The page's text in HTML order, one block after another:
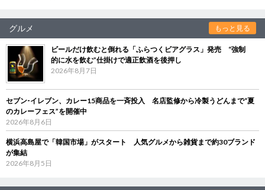
グルメ もっと見る
ビールだけ飲むと倒れる「ふらつくビアグラス」発売 “強制
的に水を飲む”仕掛けで適正飲酒を後押し
2026年8月7日
セブン‐イレブン、カレー15商品を一斉投入 名店監修から冷製うどんまで“夏
のカレーフェス”を開催中
2026年8月6日
横浜高島屋で「韓国市場」がスタート 人気グルメから雑貨まで約30ブランド
が集結
2026年8月5日